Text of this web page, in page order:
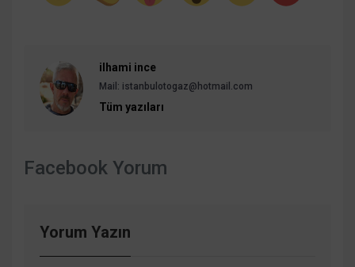
ilhami ince
Mail: istanbulotogaz@hotmail.com
Tüm yazıları
Facebook Yorum
Yorum Yazın